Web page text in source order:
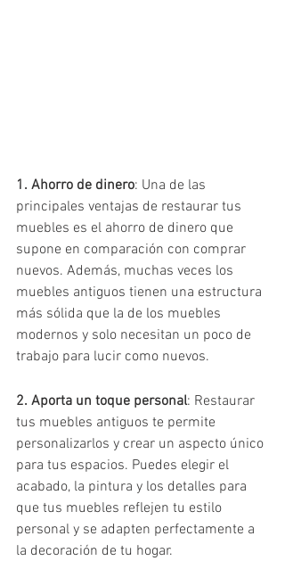
1. Ahorro de dinero: Una de las
principales ventajas de restaurar tus
muebles es el ahorro de dinero que
supone en comparación con comprar
nuevos. Además, muchas veces los
muebles antiguos tienen una estructura
más sólida que la de los muebles
modernos y solo necesitan un poco de
trabajo para lucir como nuevos.
2. Aporta un toque personal: Restaurar
tus muebles antiguos te permite
personalizarlos y crear un aspecto único
para tus espacios. Puedes elegir el
acabado, la pintura y los detalles para
que tus muebles reflejen tu estilo
personal y se adapten perfectamente a
la decoración de tu hogar.